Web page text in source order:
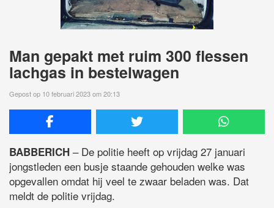
Man gepakt met ruim 300 flessen
lachgas in bestelwagen
Gepost op 10 februari 2023 om 20:13
BABBERICH – De politie heeft op vrijdag 27 januari
jongstleden een busje staande gehouden welke was
opgevallen omdat hij veel te zwaar beladen was. Dat
meldt de politie vrijdag.